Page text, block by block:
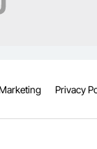
Privacy